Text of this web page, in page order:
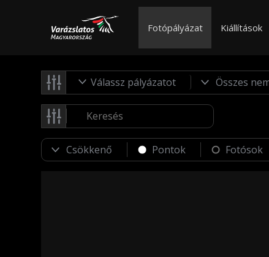
Fotópályázat Kiállítások
Válassz pályázatot
Pontok Fotósok